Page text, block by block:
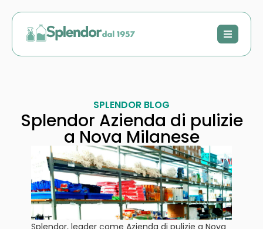
SPLENDOR BLOG
Splendor Azienda di pulizie
a Nova Milanese
Splendor, leader come Azienda di pulizie a Nova